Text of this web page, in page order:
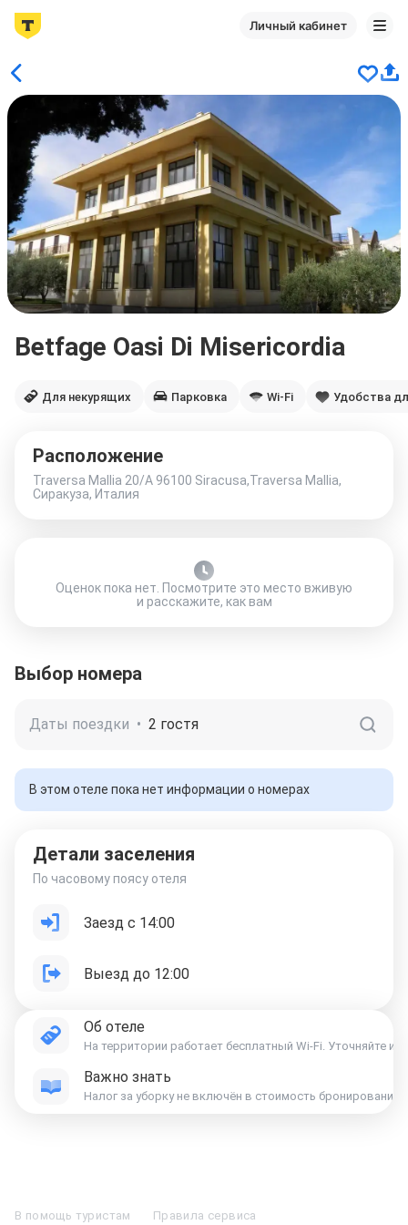
Личный кабинет
Betfage Oasi Di Misericordia
Для некурящих Парковка Wi-Fi Удобства
Расположение
Traversa Mallia 20/A 96100 Siracusa,Traversa Mallia,
Сиракуза, Италия
Оценок пока нет. Посмотрите это место вживую
и расскажите, как вам
Выбор номера
Даты поездки • 2 гостя
В этом отеле пока нет информации о номерах
Детали заселения
По часовому поясу отеля
Заезд с 14:00
Выезд до 12:00
Об отеле
На территории работает бесплатный Wi-Fi. Уточняйте
Важно знать
Отели в КазаниОтели в Нижнем Новгороде
В помощь туристам Правила сервиса